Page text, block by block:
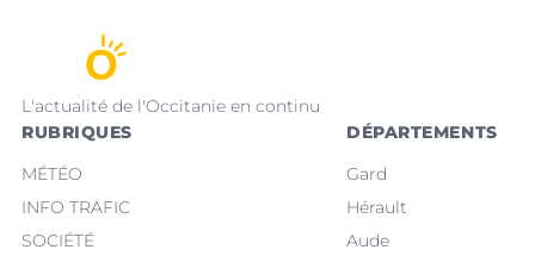
L'actualité de l'Occitanie en continu
RUBRIQUES
MÉTÉO
INFO TRAFIC
SOCIÉTÉ
DÉPARTEMENTS
Gard
Hérault
Aude